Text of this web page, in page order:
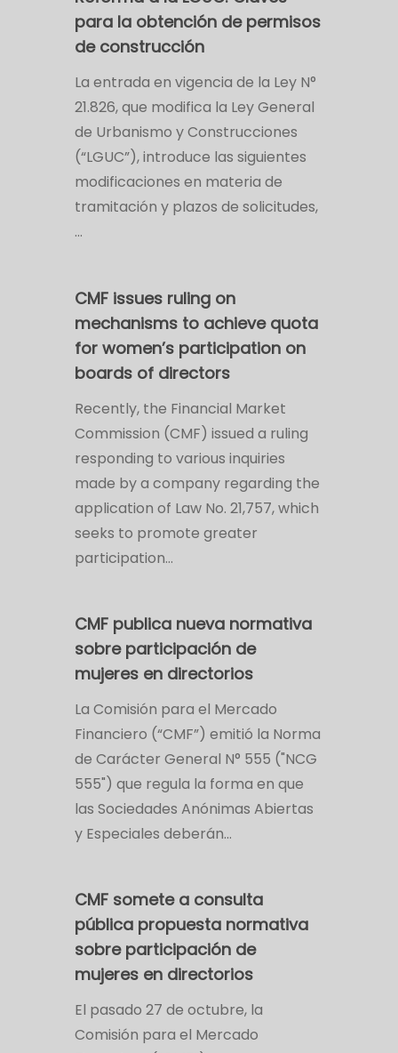
para la obtención de permisos
de construcción
La entrada en vigencia de la Ley N°
21.826, que modifica la Ley General
de Urbanismo y Construcciones
(“LGUC”), introduce las siguientes
modificaciones en materia de
tramitación y plazos de solicitudes,
…
CMF issues ruling on
mechanisms to achieve quota
for women’s participation on
boards of directors
Recently, the Financial Market
Commission (CMF) issued a ruling
responding to various inquiries
made by a company regarding the
application of Law No. 21,757, which
seeks to promote greater
participation…
CMF publica nueva normativa
sobre participación de
mujeres en directorios
La Comisión para el Mercado
Financiero (“CMF”) emitió la Norma
de Carácter General N° 555 ("NCG
555") que regula la forma en que
las Sociedades Anónimas Abiertas
y Especiales deberán…
CMF somete a consulta
pública propuesta normativa
sobre participación de
mujeres en directorios
El pasado 27 de octubre, la
Comisión para el Mercado